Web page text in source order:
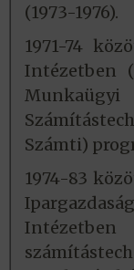
(1973-1976).
1971-74
Intézetben
Számti)
1974-83